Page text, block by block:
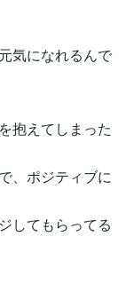
気になれるんで
抱えてしまった
、ポジティブに
してもらってる